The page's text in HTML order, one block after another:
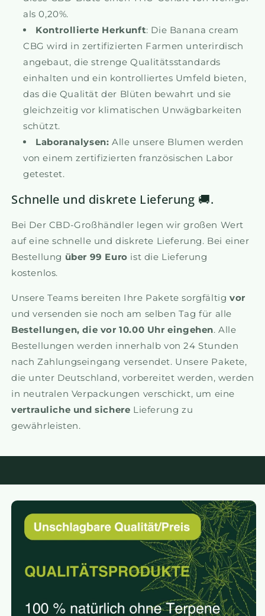
als 0,20%.
Kontrollierte Herkunft: Die Banana cream
CBG wird in zertifizierten Farmen unterirdisch
angebaut, die strenge Qualitätsstandards
einhalten und ein kontrolliertes Umfeld bieten,
das die Qualität der Blüten bewahrt und sie
gleichzeitig vor klimatischen Unwägbarkeiten
schützt.
Laboranalysen: Alle unsere Blumen werden
von einem zertifizierten französischen Labor
getestet.
Schnelle und diskrete Lieferung 🚚.
Bei Der CBD-Großhändler legen wir großen Wert
auf eine schnelle und diskrete Lieferung. Bei einer
Bestellung über 99 Euro ist die Lieferung
kostenlos.
Unsere Teams bereiten Ihre Pakete sorgfältig vor
und versenden sie noch am selben Tag für alle
Bestellungen, die vor 10.00 Uhr eingehen. Alle
Bestellungen werden innerhalb von 24 Stunden
nach Zahlungseingang versendet. Unsere Pakete,
die unter Deutschland, vorbereitet werden, werden
in neutralen Verpackungen verschickt, um eine
vertrauliche und sichere Lieferung zu
gewährleisten.